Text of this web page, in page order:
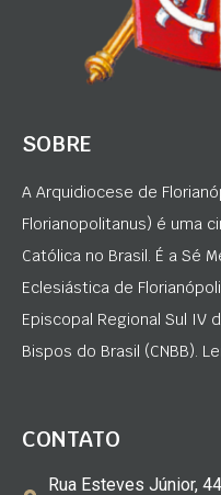
SOBRE
A Arquidiocese de
Florianopolitanus) é uma
Católica no Brasil. É a Sé
Eclesiástica de
Episcopal Regional Sul IV
Bispos do Brasil (CNBB).
CONTATO
Rua Esteves Júnior,